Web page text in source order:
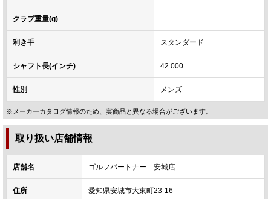
クラブ重量(g)
利き手 スタンダード
シャフト長(インチ) 42.000
性別 メンズ
※メーカーカタログ情報のため、実商品と異なる場合がございます。
取り扱い店舗情報
店舗名 ゴルフパートナー 安城店
住所 愛知県安城市大東町23-16